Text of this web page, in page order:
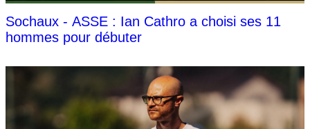
Sochaux - ASSE : Ian Cathro a choisi ses 11
hommes pour débuter